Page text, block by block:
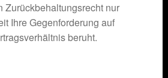
Zurückbehaltungsrecht nur
Ihre Gegenforderung auf
beruht.